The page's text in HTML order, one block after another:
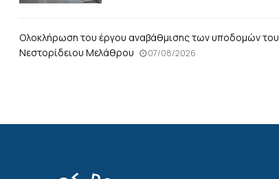
Ολοκλήρωση του έργου αναβάθμισης των υποδομών του
Νεστορίδειου Μελάθρου
07/08/2026